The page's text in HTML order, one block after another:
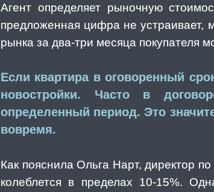
Агент определяет рыночную
предложенная цифра не
рынка за два-три месяца покупателя
Если квартира в оговоренный
новостройки. Часто в
определенный период. Это
вовремя.
Как пояснила Ольга Нарт, директор
колеблется в пределах 10-15%.